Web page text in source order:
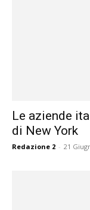
Le aziende
di New York
Redazione 2 - 21